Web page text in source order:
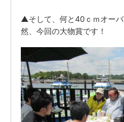
▲そして、何と40ｃｍオー
然、今回の大物賞です！